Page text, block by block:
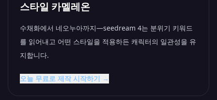
스타일 카멜레온
수채화에서 네오누아까지—seedream 4는 분위기 키워드
를 읽어내고 어떤 스타일을 적용하든 캐릭터의 일관성을 유
지합니다.
오늘 무료로 제작 시작하기 →